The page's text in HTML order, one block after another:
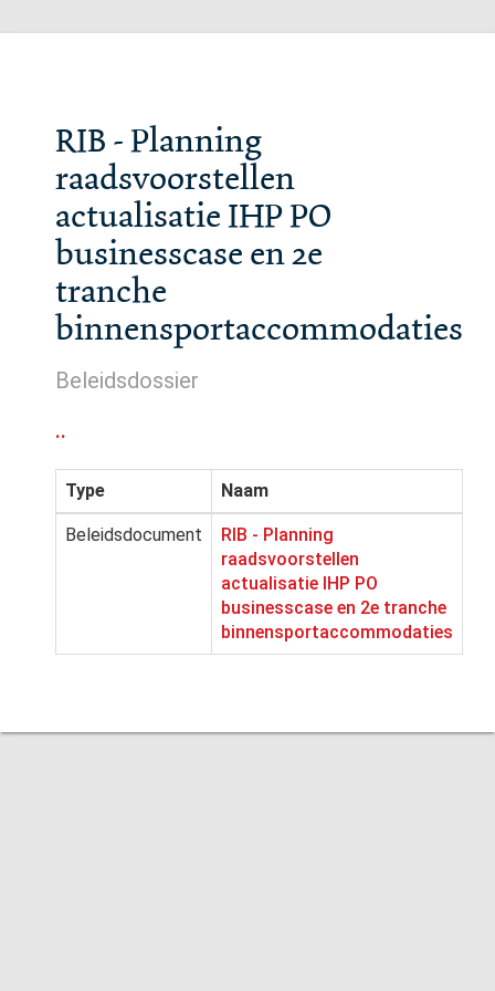
RIB - Planning
raadsvoorstellen
actualisatie IHP PO
businesscase en 2e
tranche
binnensportaccommodaties
Beleidsdossier
..
Type Naam
Beleidsdocument
RIB - Planning
raadsvoorstellen
actualisatie IHP PO
businesscase en 2e tranche
binnensportaccommodaties